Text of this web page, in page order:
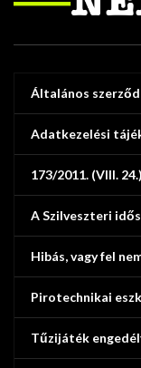
Általános
Adatkezelési
173/2011. (VIII.
A Szilveszteri
Hibás, vagy fel
Pirotechnikai
Tűzijáték